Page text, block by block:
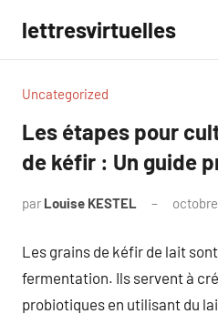
contenu
lettresvirtuelles
Uncategorized
Les étapes pour
de kéfir : Un guide
par Louise KESTEL
Les grains de kéfir de lait
fermentation. Ils servent à
probiotiques en utilisant du